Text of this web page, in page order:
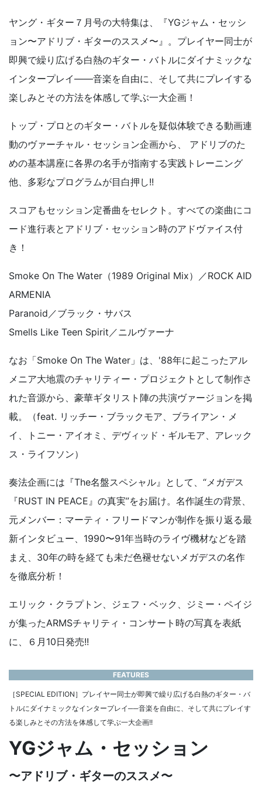
ヤング・ギター７月号の大特集は、『YGジャム・セッシ
ョン〜アドリブ・ギターのススメ〜』。プレイヤー同士が
即興で繰り広げる白熱のギター・バトルにダイナミックな
インタープレイ——音楽を自由に、そして共にプレイする
楽しみとその方法を体感して学ぶ一大企画！
トップ・プロとのギター・バトルを疑似体験できる動画連
動のヴァーチャル・セッション企画から、 アドリブのた
めの基本講座に各界の名手が指南する実践トレーニング
他、多彩なプログラムが目白押し!!
スコアもセッション定番曲をセレクト。すべての楽曲にコ
ード進行表とアドリブ・セッション時のアドヴァイス付
き！
Smoke On The Water（1989 Original Mix）／ROCK AID
ARMENIA
Paranoid／ブラック・サバス
Smells Like Teen Spirit／ニルヴァーナ
なお「Smoke On The Water」は、'88年に起こったアル
メニア大地震のチャリティー・プロジェクトとして制作さ
れた音源から、豪華ギタリスト陣の共演ヴァージョンを掲
載。（feat. リッチー・ブラックモア、ブライアン・メ
イ、トニー・アイオミ、デヴィッド・ギルモア、アレック
ス・ライフソン）
奏法企画には『The名盤スペシャル』として、“メガデス
『RUST IN PEACE』の真実”をお届け。名作誕生の背景、
元メンバー：マーティ・フリードマンが制作を振り返る最
新インタビュー、1990〜91年当時のライヴ機材などを踏
まえ、30年の時を経ても未だ色褪せないメガデスの名作
を徹底分析！
エリック・クラプトン、ジェフ・ベック、ジミー・ペイジ
が集ったARMSチャリティ・コンサート時の写真を表紙
に、６月10日発売!!
FEATURES
［SPECIAL EDITION］プレイヤー同士が即興で繰り広げる白熱のギター・バ
トルにダイナミックなインタープレイ──音楽を自由に、そして共にプレイす
る楽しみとその方法を体感して学ぶ一大企画!!
YGジャム・セッション
〜アドリブ・ギターのススメ〜